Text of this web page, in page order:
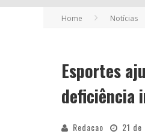
Home Notícias
Esportes
deficiência
Redacao 21